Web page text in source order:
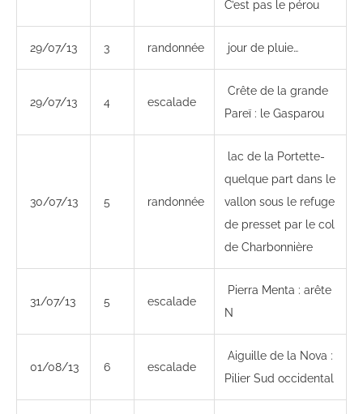
C’est pas le pérou
29/07/13 3 randonnée jour de pluie…
29/07/13 4 escalade
Crête de la grande
Pareï : le Gasparou
30/07/13 5 randonnée
lac de la Portette-
quelque part dans le
vallon sous le refuge
de presset par le col
de Charbonnière
31/07/13 5 escalade
Pierra Menta : arête
N
01/08/13 6 escalade
Aiguille de la Nova :
Pilier Sud occidental